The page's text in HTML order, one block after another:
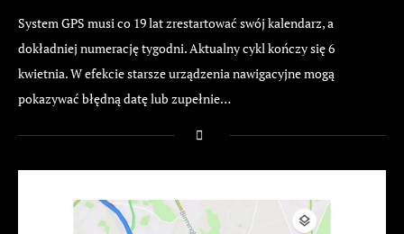
System GPS musi co 19 lat zrestartować swój kalendarz, a
dokładniej numerację tygodni. Aktualny cykl kończy się 6
kwietnia. W efekcie starsze urządzenia nawigacyjne mogą
pokazywać błędną datę lub zupełnie…